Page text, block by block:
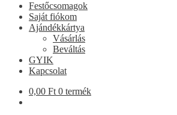
Festőcsomagok
Saját fiókom
Ajándékkártya
Vásárlás
Beváltás
GYIK
Kapcsolat
0,00 Ft 0 termék